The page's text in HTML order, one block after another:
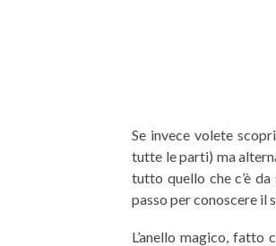
Se invece volete
tutte le parti) ma
tutto quello che c’è
passo per conoscere il
L’anello magico,